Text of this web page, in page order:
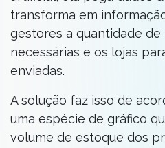
transforma em
gestores a quantidade de
necessárias e os lojas
enviadas.
A solução faz isso de
uma espécie de gráfico
volume de estoque dos